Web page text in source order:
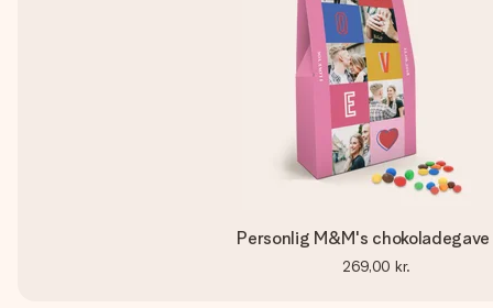
Personlig M&M's
269,00 kr.